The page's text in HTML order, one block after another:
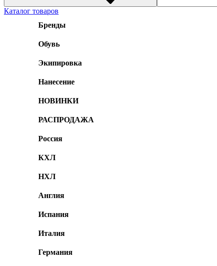
Каталог товаров
Бренды
Обувь
Экипировка
Нанесение
НОВИНКИ
РАСПРОДАЖА
Россия
КХЛ
НХЛ
Англия
Испания
Италия
Германия